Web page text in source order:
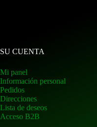
SU CUENTA
Mi panel
Información personal
Pedidos
Direcciones
Lista de deseos
Acceso B2B